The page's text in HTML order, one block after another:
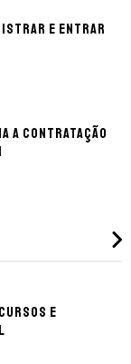
e entrar
a contratação
e